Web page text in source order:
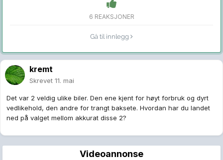
6 REAKSJONER
Gå til innlegg
kremt
Skrevet 11. mai
Det var 2 veldig ulike biler. Den ene kjent for høyt forbruk og dyrt
vedlikehold, den andre for trangt baksete. Hvordan har du landet
ned på valget mellom akkurat disse 2?
Videoannonse